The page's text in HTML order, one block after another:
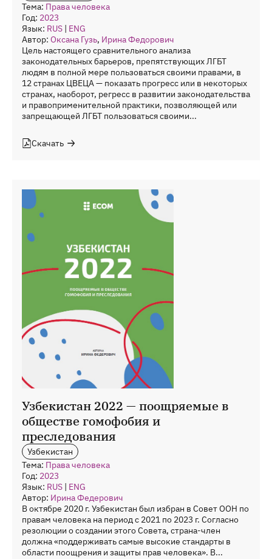
Тема: Права человека
Год: 2023
Язык: RUS | ENG
Автор: Оксана Гузь, Ирина Федорович
Цель настоящего сравнительного анализа
законодательных барьеров, препятствующих ЛГБТ
людям в полной мере пользоваться своими правами, в
12 странах ЦВЕЦА — показать прогресс или в некоторых
странах, наоборот, регресс в развитии законодательства
и правоприменительной практики, позволяющей или
запрещающей ЛГБТ пользоваться своими...
Скачать
Узбекистан 2022 — поощряемые в
обществе гомофобия и
преследования
Узбекистан
Тема: Права человека
Год: 2023
Язык: RUS | ENG
Автор: Ирина Федерович
В октябре 2020 г. Узбекистан был избран в Совет ООН по
правам человека на период с 2021 по 2023 г. Согласно
резолюции о создании этого Совета, страна-член
должна «поддерживать самые высокие стандарты в
области поощрения и защиты прав человека». В...